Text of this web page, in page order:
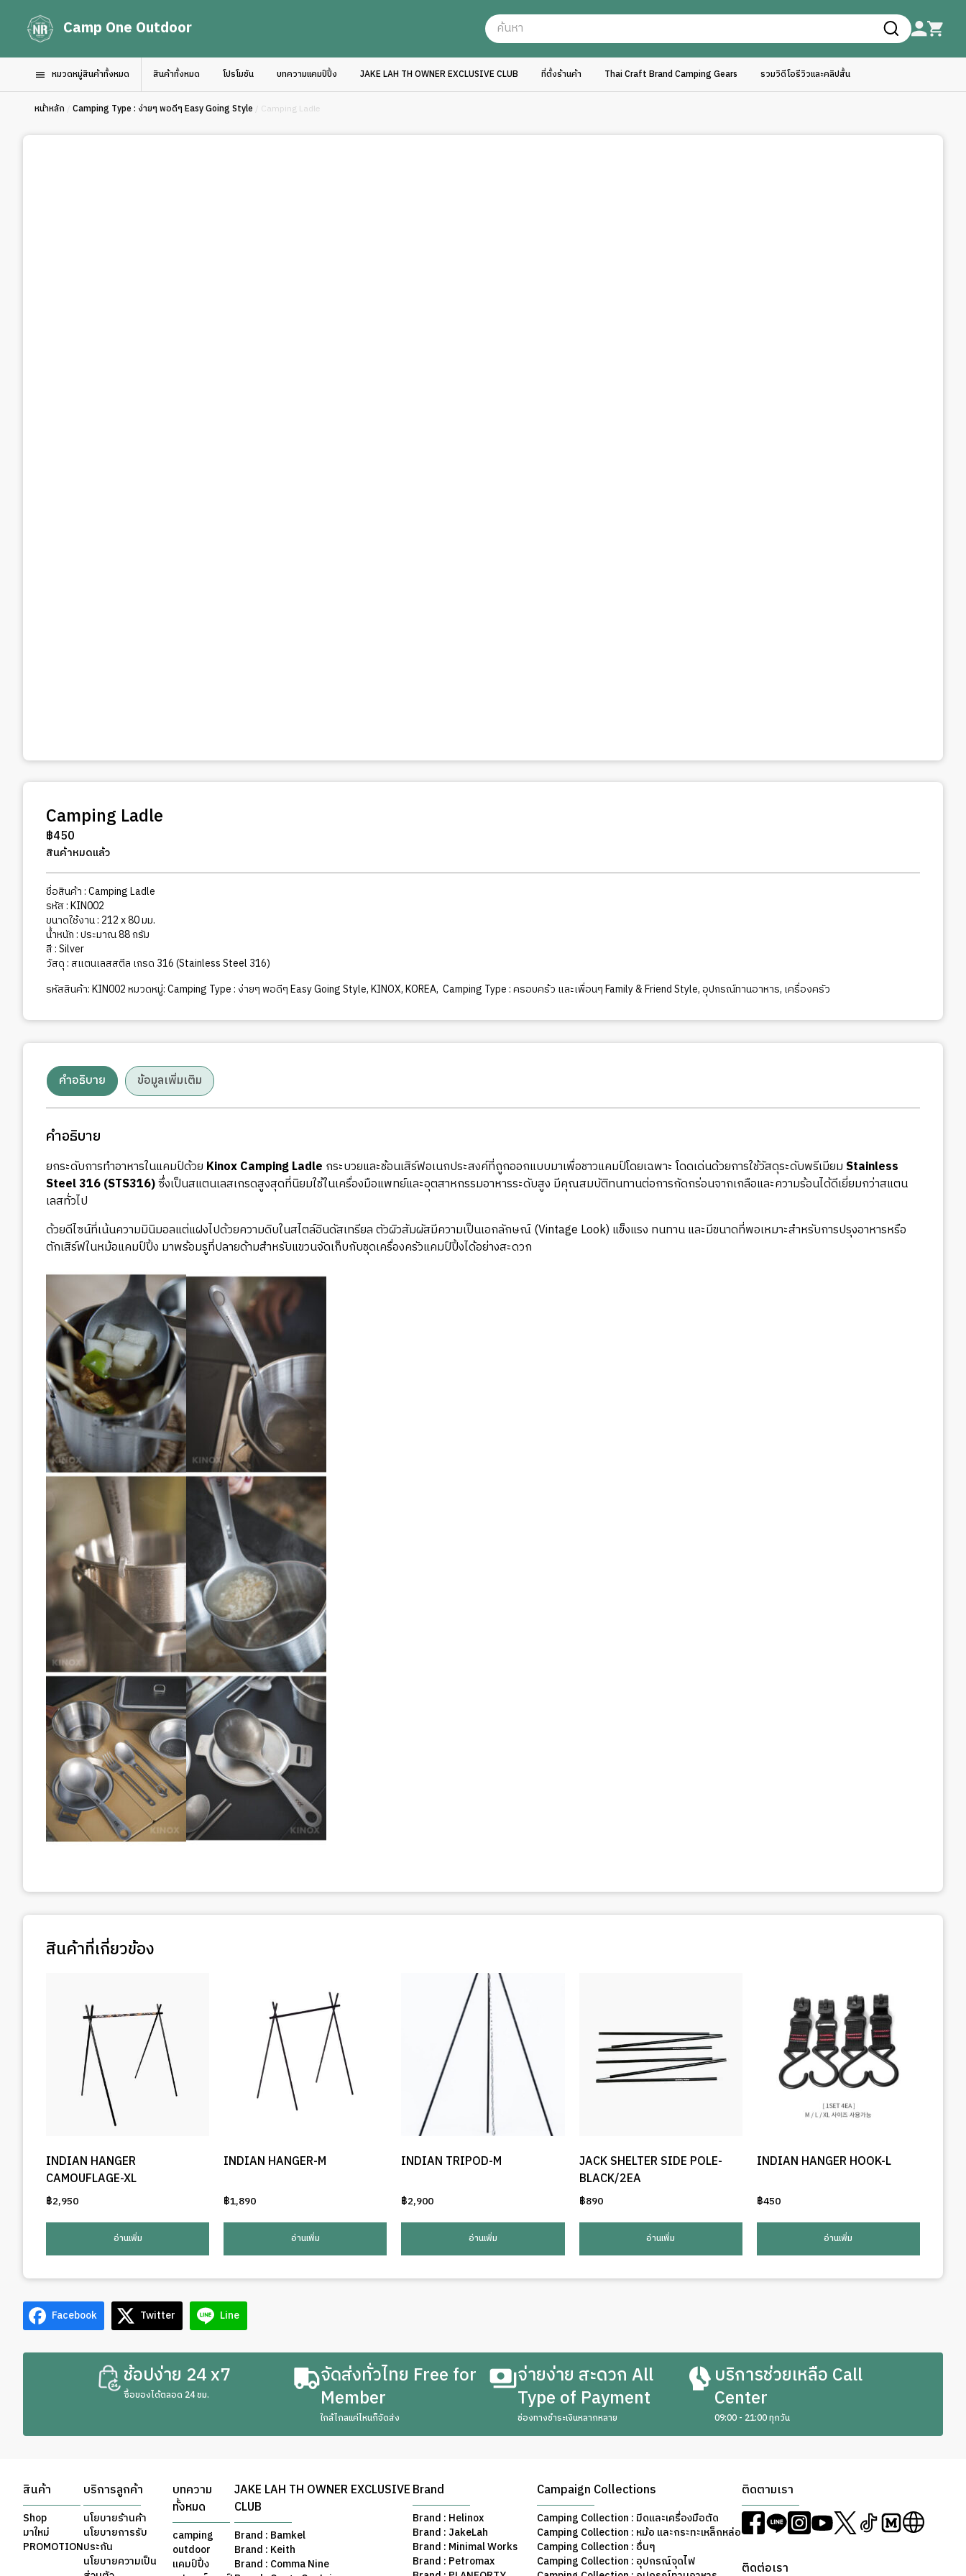
Camp One Outdoor
หมวดหมู่สินค้าทั้งหมด สินค้าทั้งหมด โปรโมชัน บทความแคมป์ปิ้ง JAKE LAH TH OWNER EXCLUSIVE CLUB ที่ตั้งร้านค้า Thai Craft Brand Camping Gears รวมวิดีโอรีวิวและคลิปสั้น
หน้าหลัก / Camping Type : ง่ายๆ พอดีๆ Easy Going Style / Camping Ladle
Camping Ladle
฿450
สินค้าหมดแล้ว
ชื่อสินค้า : Camping Ladle
รหัส : KIN002
ขนาดใช้งาน : 212 x 80 มม.
น้ำหนัก : ประมาณ 88 กรัม
สี : Silver
วัสดุ : สแตนเลสสตีล เกรด 316 (Stainless Steel 316)
รหัสสินค้า:KIN002หมวดหมู่:Camping Type : ง่ายๆ พอดีๆ Easy Going Style,KINOX,KOREA, Camping Type : ครอบคร้ว และเพื่อนๆ Family & Friend Style,อุปกรณ์ทานอาหาร, เครื่องครัว
คำอธิบาย ข้อมูลเพิ่มเติม
คำอธิบาย
ยกระดับการทำอาหารในแคมป์ด้วย Kinox Camping Ladle กระบวยและช้อนเสิร์ฟอเนกประสงค์ที่ถูกออกแบบมาเพื่อชาวแคมป์โดยเฉพาะ โดดเด่นด้วยการใช้วัสดุระดับพรีเมียมStainless
Steel 316 (STS316)ซึ่งเป็นสแตนเลสเกรดสูงสุดที่นิยมใช้ในเครื่องมือแพทย์และอุตสาหกรรมอาหารระดับสูง มีคุณสมบัติทนทานต่อการกัดกร่อนจากเกลือและความร้อนได้ดีเยี่ยมกว่าสแตน
เลสทั่วไป
ด้วยดีไซน์ที่เน้นความมินิมอลแต่แฝงไปด้วยความดิบในสไตล์อินดัสเทรียล ตัวผิวสัมผัสมีความเป็นเอกลักษณ์ (Vintage Look) แข็งแรง ทนทาน และมีขนาดที่พอเหมาะสำหรับการปรุงอาหารหรือ
ตักเสิร์ฟในหม้อแคมป์ปิ้ง มาพร้อมรูที่ปลายด้ามสำหรับแขวนจัดเก็บกับชุดเครื่องครัวแคมป์ปิ้งได้อย่างสะดวก
สินค้าที่เกี่ยวข้อง
INDIAN HANGER
CAMOUFLAGE-XL
฿2,950
อ่านเพิ่ม
INDIAN HANGER-M
฿1,890
อ่านเพิ่ม
INDIAN TRIPOD-M
฿2,900
อ่านเพิ่ม
JACK SHELTER SIDE POLE-
BLACK/2EA
฿890
อ่านเพิ่ม
INDIAN HANGER HOOK-L
฿450
อ่านเพิ่ม
Facebook Twitter Line
ช้อปง่าย 24 x7
ซื้อของได้ตลอด 24 ชม.
จัดส่งทั่วไทย Free for
Member
ใกล้ไกลแค่ไหนก็จัดส่ง
จ่ายง่าย สะดวก All
Type of Payment
ช่องทางชำระเงินหลากหลาย
บริการช่วยเหลือ Call
Center
09:00 - 21:00 ทุกวัน
สินค้า
Shop
มาใหม่
PROMOTION
บริการลูกค้า
นโยบายร้านค้า
นโยบายการรับ
ประกัน
นโยบายความเป็น
บทความ
ทั้งหมด
camping
outdoor
แคมป์ปิ้ง
JAKE LAH TH OWNER EXCLUSIVE
CLUB
Brand : Bamkel
Brand : Keith
Brand : Comma Nine
Brand
Brand : Helinox
Brand : JakeLah
Brand : Minimal Works
Brand : Petromax
Campaign Collections
Camping Collection : มีดและเครื่องมือตัด
Camping Collection : หม้อ และกระทะเหล็กหล่อ
Camping Collection : อื่นๆ
Camping Collection : อุปกรณ์จุดไฟ
ติดตามเรา
ติดต่อเรา